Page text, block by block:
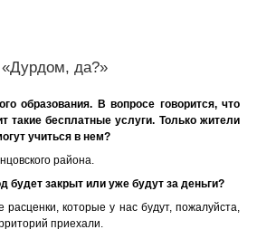
«Дурдом, да?»
образования. В вопросе говорится, что
такие бесплатные услуги. Только жители
учиться в нем?
района.
будет закрыт или уже будут за деньги?
которые у нас будут, пожалуйста,
приехали.